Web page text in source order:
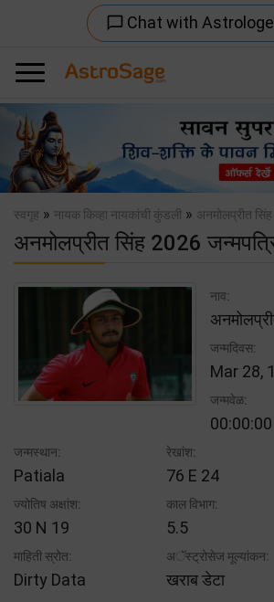
chat_bubble_outline Chat with
Previous
स्वगृह » नायक किव्हा नायकांची कुंडली » अनमोलप्रीत
अनमोलप्रीत सिंह 2026
नाव:
जन्मदिवस:
Mar 28,
जन्मवेळ:
00:00:00
जन्मस्थान:
Patiala
रेखांश:
76 E 24
ज्योतिष अक्षांश:
30 N 19
काल विभाग:
5.5
माहिती स्रोत:
Dirty Data
अॅस्ट्रोसेज मूल्यांकन:
खराब डेटा